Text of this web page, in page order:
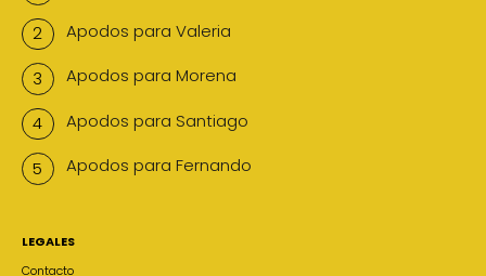
Apodos para Valeria
Apodos para Morena
Apodos para Santiago
Apodos para Fernando
LEGALES
Contacto